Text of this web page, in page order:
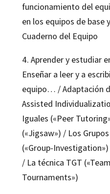
funcionamiento del
en los equipos de base
Cuaderno del Equipo
4. Aprender y estudiar
Enseñar a leer y a
equipo… / Adaptación
Assisted
Iguales («Peer
(«Jigsaw») / Los
(«Group-
/ La técnica TGT
Tournaments»)